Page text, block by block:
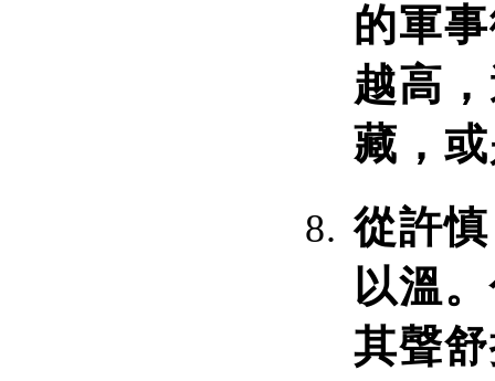
的軍
越高
藏，
從許
以溫
其聲